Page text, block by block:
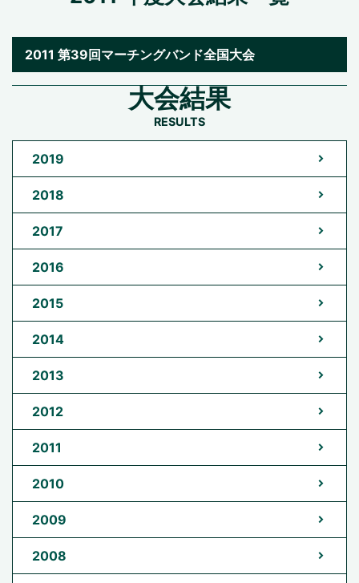
2011 第39回マーチングバンド全国大会
大会結果
2019
2018
2017
2016
2015
2014
2013
2012
2011
2010
2009
2008